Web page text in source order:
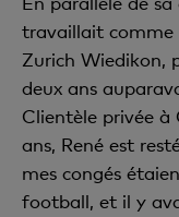
travaillait comme
Zurich Wiedikon,
deux ans
Clientèle privée à
ans, René est
mes congés
football, et il y